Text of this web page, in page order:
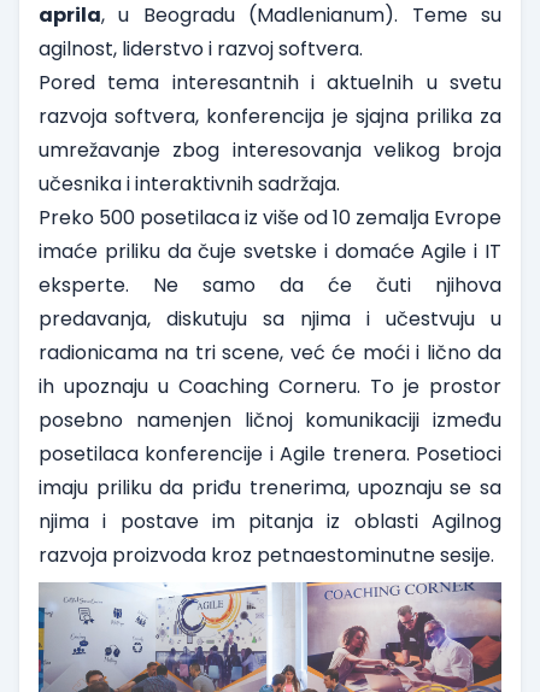
aprila, u Beogradu (Madlenianum). Teme su
agilnost, liderstvo i razvoj softvera.
Pored tema interesantnih i aktuelnih u svetu
razvoja softvera, konferencija je sjajna prilika za
umrežavanje zbog interesovanja velikog broja
učesnika i interaktivnih sadržaja.
Preko 500 posetilaca iz više od 10 zemalja Evrope
imaće priliku da čuje svetske i domaće Agile i IT
eksperte. Ne samo da će čuti njihova
predavanja, diskutuju sa njima i učestvuju u
radionicama na tri scene, već će moći i lično da
ih upoznaju u Coaching Corneru. To je prostor
posebno namenjen ličnoj komunikaciji između
posetilaca konferencije i Agile trenera. Posetioci
imaju priliku da priđu trenerima, upoznaju se sa
njima i postave im pitanja iz oblasti Agilnog
razvoja proizvoda kroz petnaestominutne sesije.